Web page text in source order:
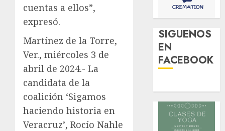
cuentas a ellos”,
expresó.
Martínez de la Torre,
Ver., miércoles 3 de
abril de 2024.- La
candidata de la
coalición ‘Sigamos
haciendo historia en
Veracruz’, Rocío Nahle
SIGUENOS
EN
FACEBOOK